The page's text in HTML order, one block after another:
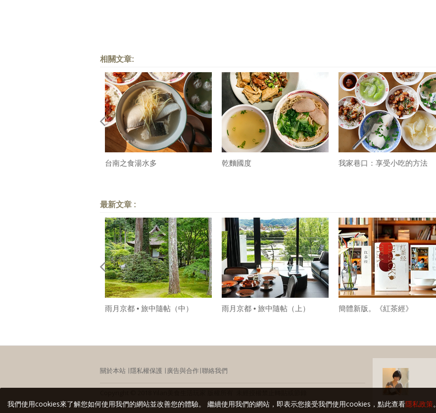
相關文章:
台南之食湯水多 乾麵國度 我家巷口：享受小吃的方法
最新文章 :
雨月京都 • 旅中隨帖（中） 雨月京都 • 旅中隨帖（上） 簡體新版。《紅茶經》
關於本站 ∣隱私權保護 ∣廣告與合作∣聯絡我們
我們使用cookies來了解您如何使用我們的網站並改善您的體驗。 繼續使用我們的網站，即表示您接受我們使用cookies，點此查看隱私政策。